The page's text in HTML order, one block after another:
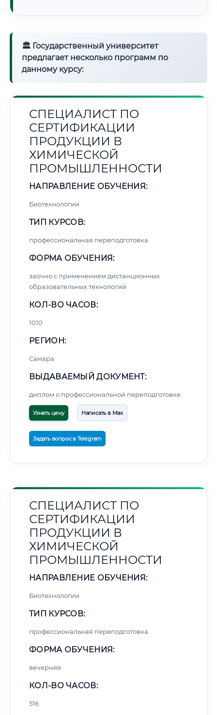
🏛 Государственный университет
предлагает несколько программ по
данному курсу:
СПЕЦИАЛИСТ ПО
СЕРТИФИКАЦИИ
ПРОДУКЦИИ В
ХИМИЧЕСКОЙ
ПРОМЫШЛЕННОСТИ
НАПРАВЛЕНИЕ ОБУЧЕНИЯ:
Биотехнологии
ТИП КУРСОВ:
профессиональная переподготовка
ФОРМА ОБУЧЕНИЯ:
заочно с применением дистанционных
образовательных технологий
КОЛ-ВО ЧАСОВ:
1010
РЕГИОН:
Самара
ВЫДАВАЕМЫЙ ДОКУМЕНТ:
диплом о профессиональной переподготовке
Узнать цену Написать в Max
Задать вопрос в Telegram
СПЕЦИАЛИСТ ПО
СЕРТИФИКАЦИИ
ПРОДУКЦИИ В
ХИМИЧЕСКОЙ
ПРОМЫШЛЕННОСТИ
НАПРАВЛЕНИЕ ОБУЧЕНИЯ:
Биотехнологии
ТИП КУРСОВ:
профессиональная переподготовка
ФОРМА ОБУЧЕНИЯ:
вечерняя
КОЛ-ВО ЧАСОВ:
516